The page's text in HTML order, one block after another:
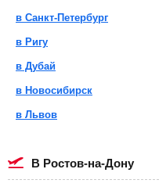
в Санкт-Петербург
в Ригу
в Дубай
в Новосибирск
в Львов
в Ростов-на-Дону